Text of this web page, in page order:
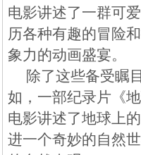
电影讲述了一群可
历各种有趣的冒险
象力的动画盛宴。
除了这些备受瞩
如，一部纪录片《
电影讲述了地球上
进一个奇妙的自然